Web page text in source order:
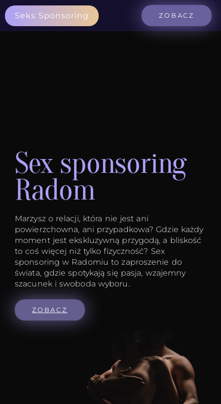
Seks Sponsoring ZOBACZ
Sex sponsoring
Radom
Marzysz o relacji, która nie jest ani
powierzchowna, ani przypadkowa? Gdzie każdy
moment jest ekskluzywną przygodą, a bliskość
to coś więcej niż tylko fizyczność? Sex
sponsoring w Radomiu to zaproszenie do
świata, gdzie spotykają się pasja, wzajemny
szacunek i swoboda wyboru.
ZOBACZ